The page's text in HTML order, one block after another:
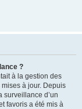
?
à la gestion des
à jour. Depuis
surveillance d’un
favoris a été mis à